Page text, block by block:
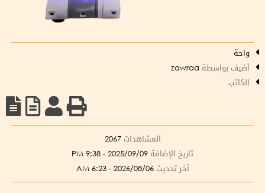
واحة
أضيف بواسطة
الكاتب
المشاهدات 2067
تاريخ الإضافة 2025/09/09 - 9:38 PM
آخر تحديث 2026/08/06 - 6:23 AM